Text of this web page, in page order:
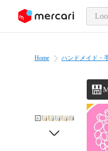
page content
Home ハンドメイド・